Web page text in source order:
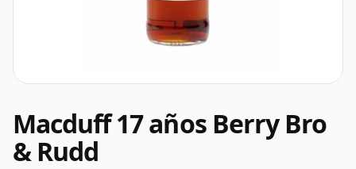
Macduff 17 años Berry Bro
& Rudd